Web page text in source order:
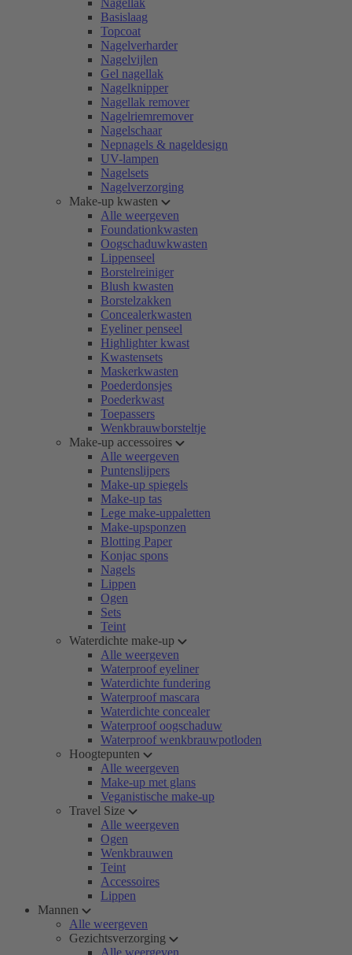
Nagellak
Basislaag
Topcoat
Nagelverharder
Nagelvijlen
Gel nagellak
Nagelknipper
Nagellak remover
Nagelriemremover
Nagelschaar
Nepnagels & nageldesign
UV-lampen
Nagelsets
Nagelverzorging
Make-up kwasten
Alle weergeven
Foundationkwasten
Oogschaduwkwasten
Lippenseel
Borstelreiniger
Blush kwasten
Borstelzakken
Concealerkwasten
Eyeliner penseel
Highlighter kwast
Kwastensets
Maskerkwasten
Poederdonsjes
Poederkwast
Toepassers
Wenkbrauwborsteltje
Make-up accessoires
Alle weergeven
Puntenslijpers
Make-up spiegels
Make-up tas
Lege make-uppaletten
Make-upsponzen
Blotting Paper
Konjac spons
Nagels
Lippen
Ogen
Sets
Teint
Waterdichte make-up
Alle weergeven
Waterproof eyeliner
Waterdichte fundering
Waterproof mascara
Waterdichte concealer
Waterproof oogschaduw
Waterproof wenkbrauwpotloden
Hoogtepunten
Alle weergeven
Make-up met glans
Veganistische make-up
Travel Size
Alle weergeven
Ogen
Wenkbrauwen
Teint
Accessoires
Lippen
Mannen
Alle weergeven
Gezichtsverzorging
Alle weergeven